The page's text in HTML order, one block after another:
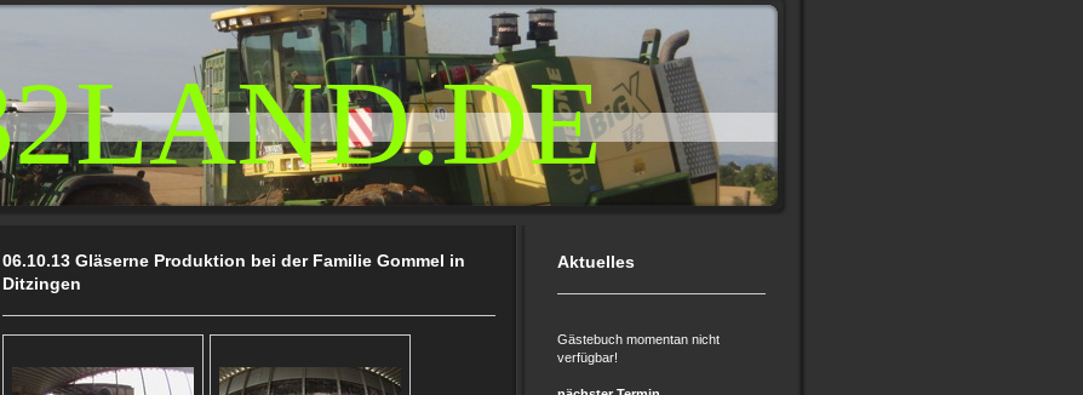
06.10.13 Gläserne Produktion bei der Familie Gommel in
Ditzingen
Aktuelles
Gästebuch momentan nicht
verfügbar!